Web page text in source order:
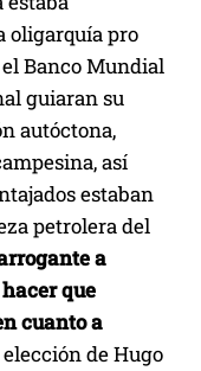
oligarquía pro
Banco Mundial
guiaran su
autóctona,
así
estaban
petrolera del
a
que
cuanto a
de Hugo